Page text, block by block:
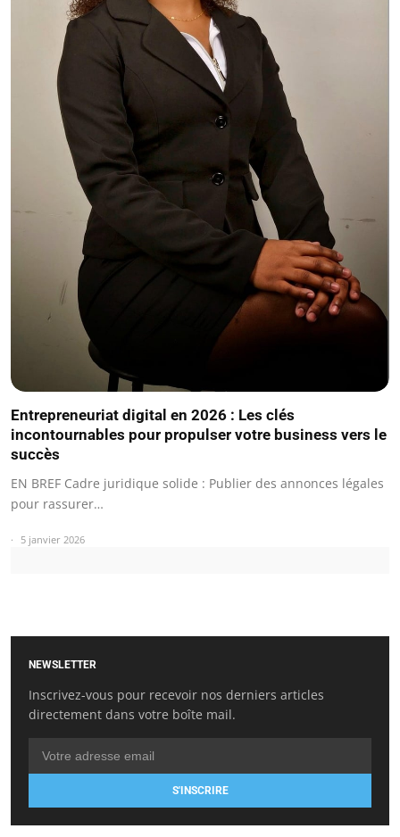
Entrepreneuriat digital en 2026 : Les clés
incontournables pour propulser votre business vers le
succès
EN BREF Cadre juridique solide : Publier des annonces légales
pour rassurer…
5 janvier 2026
NEWSLETTER
Inscrivez-vous pour recevoir nos derniers articles
directement dans votre boîte mail.
S'INSCRIRE